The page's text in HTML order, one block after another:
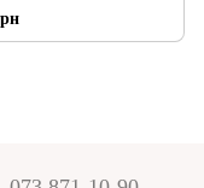
Джок, 1 шт